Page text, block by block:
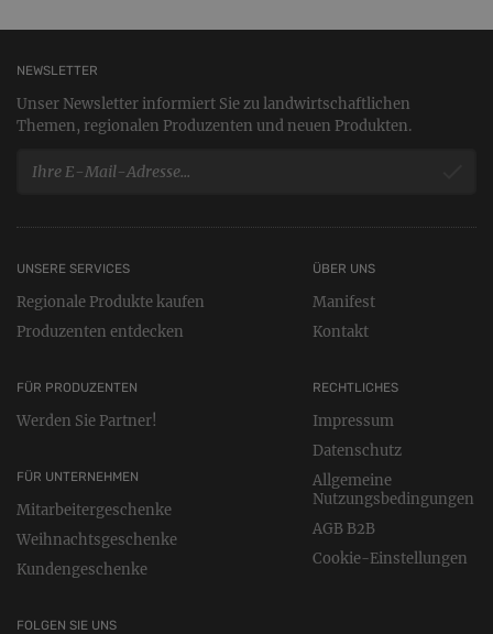
NEWSLETTER
Unser Newsletter informiert Sie zu landwirtschaftlichen
Themen, regionalen Produzenten und neuen Produkten.
UNSERE SERVICES
Regionale Produkte kaufen
Produzenten entdecken
FÜR PRODUZENTEN
Werden Sie Partner!
FÜR UNTERNEHMEN
Mitarbeitergeschenke
Weihnachtsgeschenke
Kundengeschenke
RECHTLICHES
Impressum
Datenschutz
Allgemeine
Nutzungsbedingungen
AGB B2B
Cookie-Einstellungen
ÜBER UNS
Manifest
Kontakt
FOLGEN SIE UNS